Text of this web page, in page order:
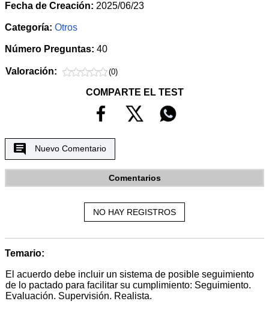
Fecha de Creación: 2025/06/23
Categoría: Otros
Número Preguntas: 40
Valoración: (0)
COMPARTE EL TEST
Nuevo Comentario
Comentarios
NO HAY REGISTROS
Temario:
El acuerdo debe incluir un sistema de posible seguimiento
de lo pactado para facilitar su cumplimiento: Seguimiento.
Evaluación. Supervisión. Realista.